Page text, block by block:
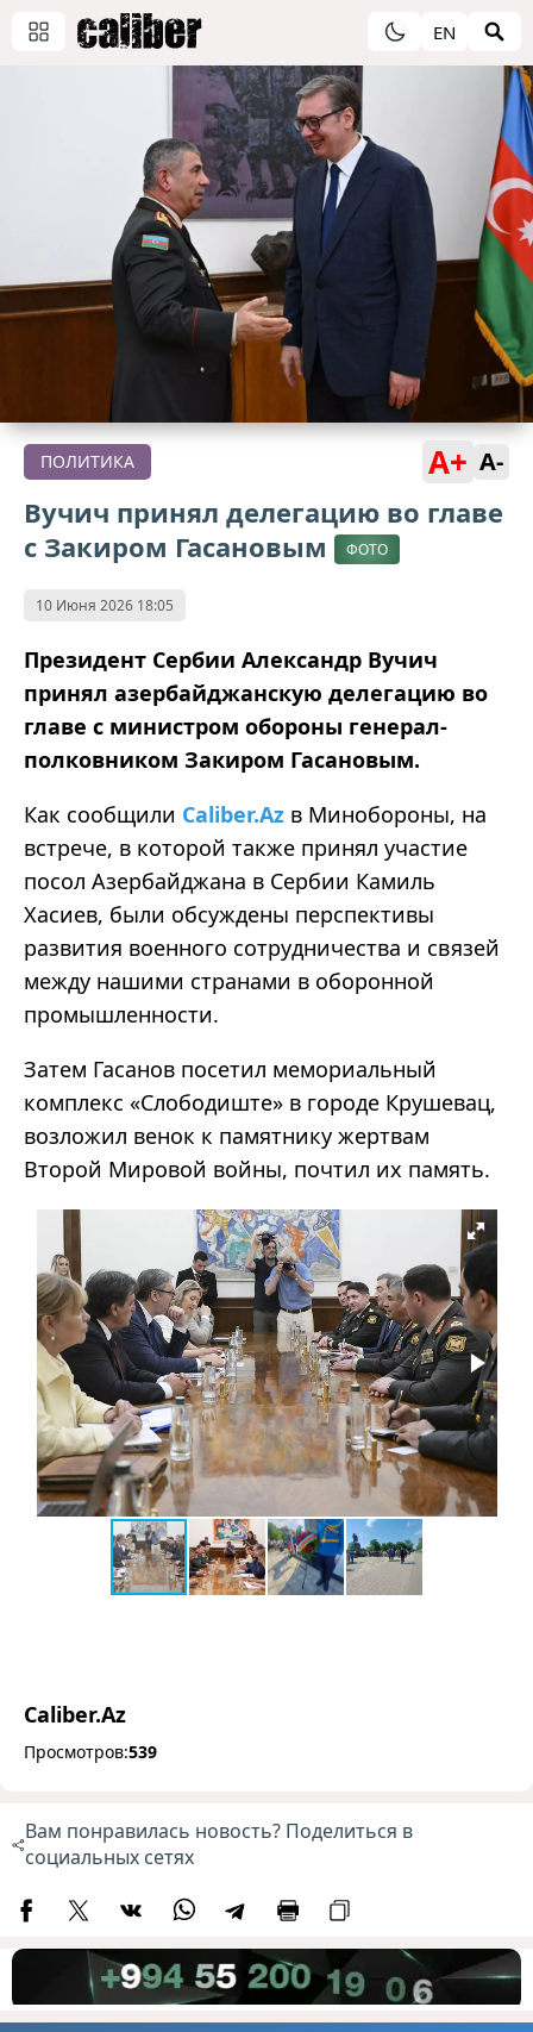
EN
ПОЛИТИКА A+ A-
Вучич принял делегацию во главе
с Закиром Гасановым
ФОТО
10 Июня 2026 18:05
Президент Сербии Александр Вучич
принял азербайджанскую делегацию во
главе с министром обороны генерал-
полковником Закиром Гасановым.
Как сообщили Caliber.Az в Минобороны, на
встрече, в которой также принял участие
посол Азербайджана в Сербии Камиль
Хасиев, были обсуждены перспективы
развития военного сотрудничества и связей
между нашими странами в оборонной
промышленности.
Затем Гасанов посетил мемориальный
комплекс «Слободиште» в городе Крушевац,
возложил венок к памятнику жертвам
Второй Мировой войны, почтил их память.
Caliber.Az
Просмотров:539
Вам понравилась новость? Поделиться в
социальных сетях